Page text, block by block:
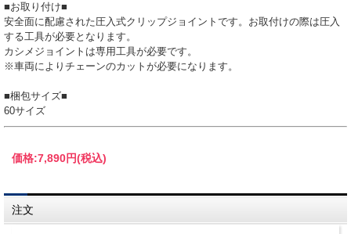
■お取り付け■
安全面に配慮された圧入式クリップジョイントです。お取付けの際は圧入
する工具が必要となります。
カシメジョイントは専用工具が必要です。
※車両によりチェーンのカットが必要になります。
■梱包サイズ■
60サイズ
価格:7,890円(税込)
注文